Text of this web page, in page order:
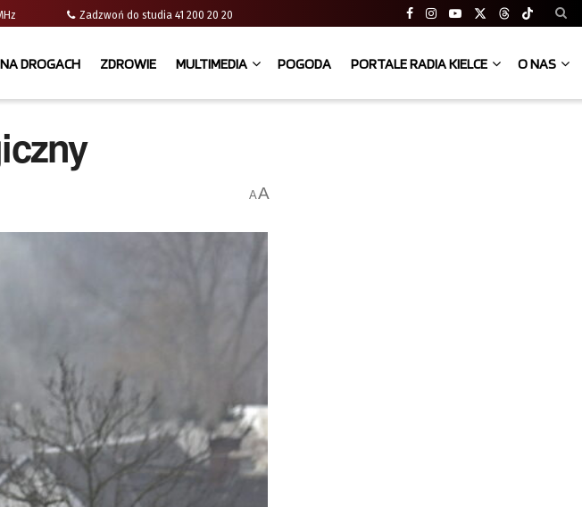
MHz Zadzwoń do studia 41 200 20 20
DROGACH ZDROWIE MULTIMEDIA POGODA PORTALE RADIA KIELCE O NAS
AA